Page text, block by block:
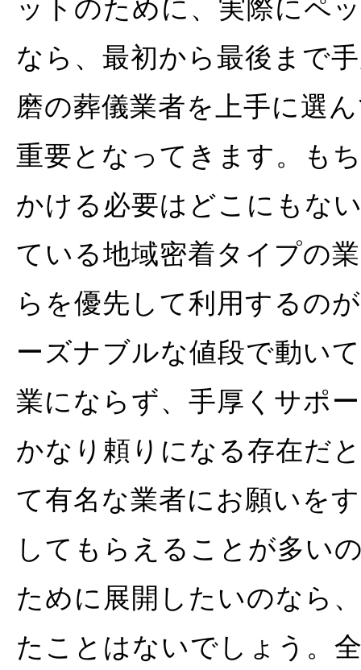
ットのために、実際にペ
なら、最初から最後まで
磨の葬儀業者を上手に選
重要となってきます。も
かける必要はどこにもな
ている地域密着タイプの
らを優先して利用するの
ーズナブルな値段で動い
業にならず、手厚くサポ
かなり頼りになる存在だ
て有名な業者にお願いを
してもらえることが多い
ために展開したいのなら
たことはないでしょう。